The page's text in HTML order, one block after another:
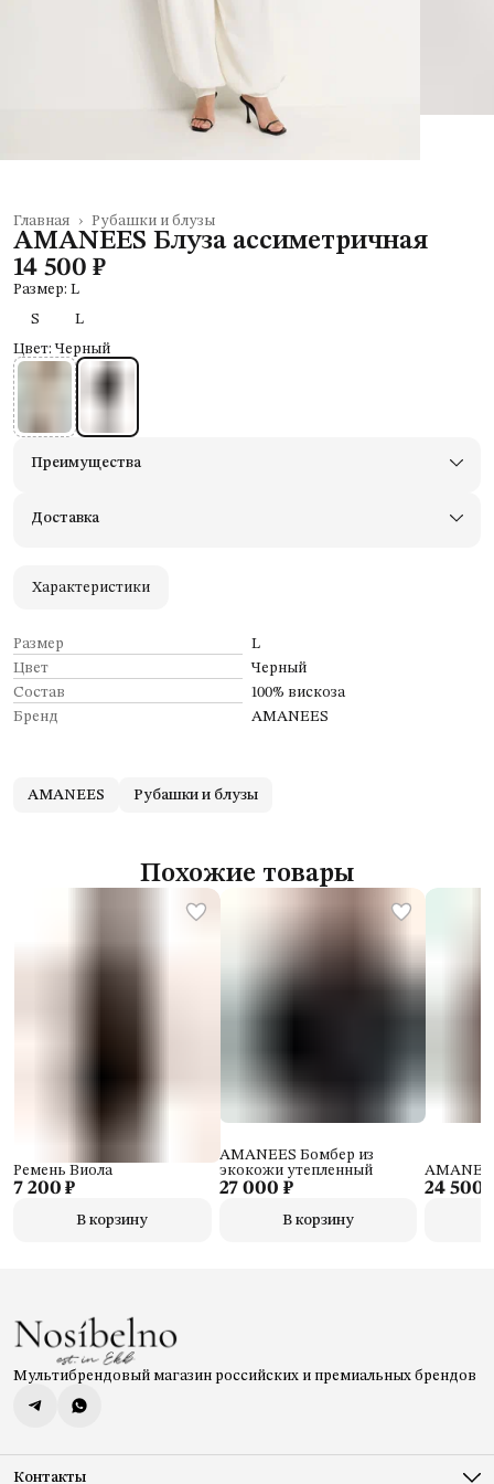
Рубашки и блузы
Главная ›
AMANEES Блуза ассиметричная
14 500 ₽
Размер: L
S
L
Цвет: Черный
Преимущества
Оплата — картой, СБП или наличными
Доставка
Характеристики
Размер
L
Цвет
Черный
Состав
100% вискоза
Бренд
AMANEES
AMANEES Рубашки и блузы
Похожие товары
7 200 ₽
Ремень Виола
В корзину
27 000 ₽
AMANEES Бомбер из
экокожи утепленный
В корзину
24 500
Мультибрендовый магазин российских и премиальных брендов
Контакты